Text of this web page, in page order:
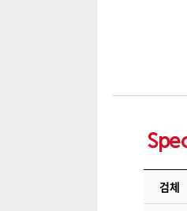
검체